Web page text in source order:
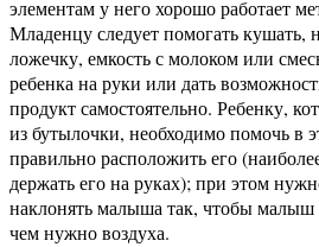
элементам у него хорошо работает
Младенцу следует помогать кушать,
ложечку, емкость с молоком или
ребенка на руки или дать
продукт самостоятельно. Ребенку,
из бутылочки, необходимо помочь в
правильно расположить его
держать его на руках); при этом
наклонять малыша так, чтобы малыш
чем нужно воздуха.